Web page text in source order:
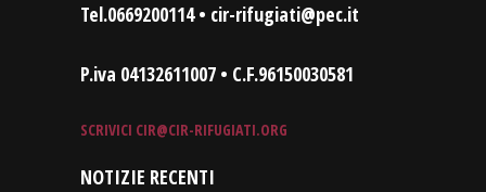
Tel.0669200114 • cir-rifugiati@pec.it
P.iva 04132611007 • C.F.96150030581
SCRIVICI CIR@CIR-RIFUGIATI.ORG
NOTIZIE RECENTI